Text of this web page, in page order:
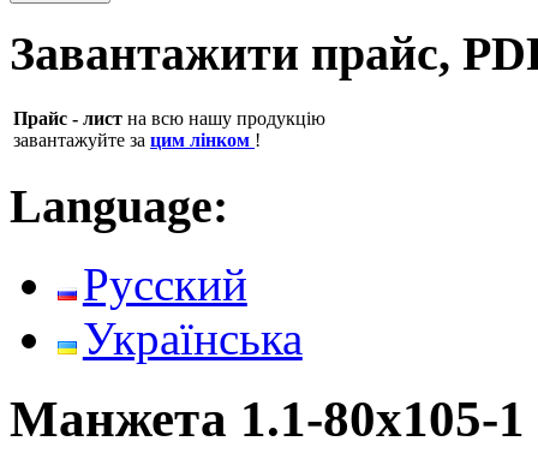
Завантажити прайс,
Прайс - лист на всю нашу продукцію
завантажуйте за цим лінком !
Language:
Русский
Українська
Манжета 1.1-80х105-